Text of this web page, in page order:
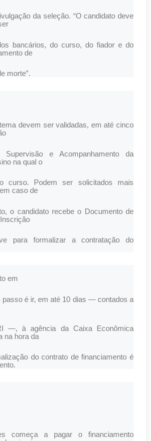
da seleção. “O candidato deve
bancários, do curso, do fiador e do
de
morte”.
devem ser validadas, em até cinco
Supervisão e Acompanhamento da
na qual o
curso. Podem ser solicitados mais
caso de
o candidato recebe o Documento de
para formalizar a contratação do
em
passo é ir, em até 10 dias — contados a
—, à agência da Caixa Econômica
na hora da
do contrato de financiamento é
começa a pagar o financiamento